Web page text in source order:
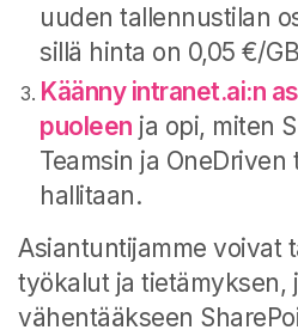
uuden tallennustilan
sillä hinta on 0,05 €/
Käänny intranet.ai:n
puoleen ja opi, miten
Teamsin ja OneDriven
hallitaan.
Asiantuntijamme voivat
työkalut ja tietämyksen,
vähentääkseen